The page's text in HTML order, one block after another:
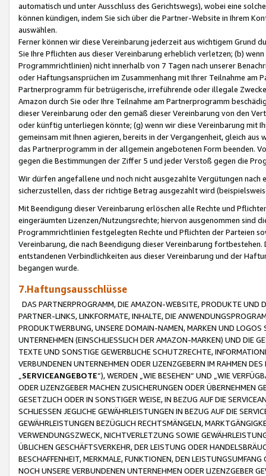
automatisch und unter Ausschluss des Gerichtswegs), wobei eine
können kündigen, indem Sie sich über die Partner-Website in Ihrem
auswählen.
Ferner können wir diese Vereinbarung jederzeit aus wichtigem Grund
Sie Ihre Pflichten aus dieser Vereinbarung erheblich verletzen; (b)
Programmrichtlinien) nicht innerhalb von 7 Tagen nach unserer
oder Haftungsansprüchen im Zusammenhang mit Ihrer Teilnahme am
Partnerprogramm für betrügerische, irreführende oder illegale
Amazon durch Sie oder Ihre Teilnahme am Partnerprogramm
dieser Vereinbarung oder den gemäß dieser Vereinbarung von den
oder künftig unterliegen könnte; (g) wenn wir diese Vereinbarung mit
gemeinsam mit Ihnen agieren, bereits in der Vergangenheit, gleich
das Partnerprogramm in der allgemein angebotenen Form beenden.
gegen die Bestimmungen der Ziffer 5 und jeder Verstoß gegen die
Wir dürfen angefallene und noch nicht ausgezahlte Vergütungen
sicherzustellen, dass der richtige Betrag ausgezahlt wird
Mit Beendigung dieser Vereinbarung erlöschen alle Rechte und
eingeräumten Lizenzen/Nutzungsrechte; hiervon ausgenommen sind
Programmrichtlinien festgelegten Rechte und Pflichten der Parteien
Vereinbarung, die nach Beendigung dieser Vereinbarung
entstandenen Verbindlichkeiten aus dieser Vereinbarung und der
begangen wurde.
7.Haftungsausschlüsse
DAS PARTNERPROGRAMM, DIE AMAZON-WEBSITE, PRODUKTE UND
PARTNER-LINKS, LINKFORMATE, INHALTE, DIE
PRODUKTWERBUNG, UNSERE DOMAIN-NAMEN, MARKEN UND
UNTERNEHMEN (EINSCHLIESSLICH DER AMAZON-MARKEN) UND DIE
TEXTE UND SONSTIGE GEWERBLICHE SCHUTZRECHTE,
VERBUNDENEN UNTERNEHMEN ODER LIZENZGEBERN IM RAHMEN
SERVICEANGEBOTE“), WERDEN „WIE BESEHEN“ UND „WIE
ODER LIZENZGEBER MACHEN ZUSICHERUNGEN ODER ÜBERNEHMEN
GESETZLICH ODER IN SONSTIGER WEISE, IN BEZUG AUF DIE
SCHLIESSEN JEGLICHE GEWÄHRLEISTUNGEN IN BEZUG AUF DIE
GEWÄHRLEISTUNGEN BEZÜGLICH RECHTSMÄNGELN,
VERWENDUNGSZWECK, NICHTVERLETZUNG SOWIE
ÜBLICHEN GESCHÄFTSVERKEHR, DER LEISTUNG ODER
BESCHAFFENHEIT, MERKMALE, FUNKTIONEN, DEN
NOCH UNSERE VERBUNDENEN UNTERNEHMEN ODER LIZENZGEBER